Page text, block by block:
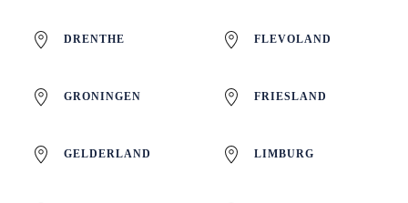
DRENTHE FLEVOLAND
GRONINGEN FRIESLAND
GELDERLAND LIMBURG